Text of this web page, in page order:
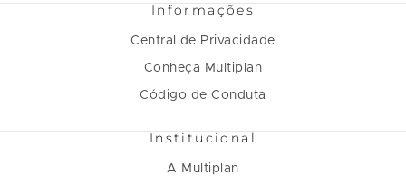
Informações
Central de Privacidade
Conheça Multiplan
Código de Conduta
Institucional
A Multiplan